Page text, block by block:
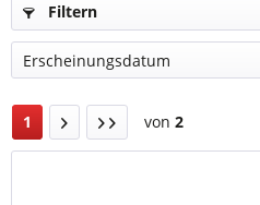
Filtern
1 von 2